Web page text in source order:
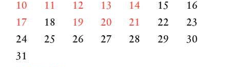
10
11 12 13 14 15
16
17
18 19 20 21 22
23
24
25 26 27 28 29
30
31